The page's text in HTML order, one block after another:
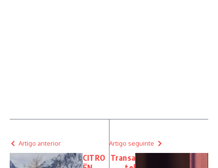
Artigo anterior
CITRO
Artigo seguinte
Transa